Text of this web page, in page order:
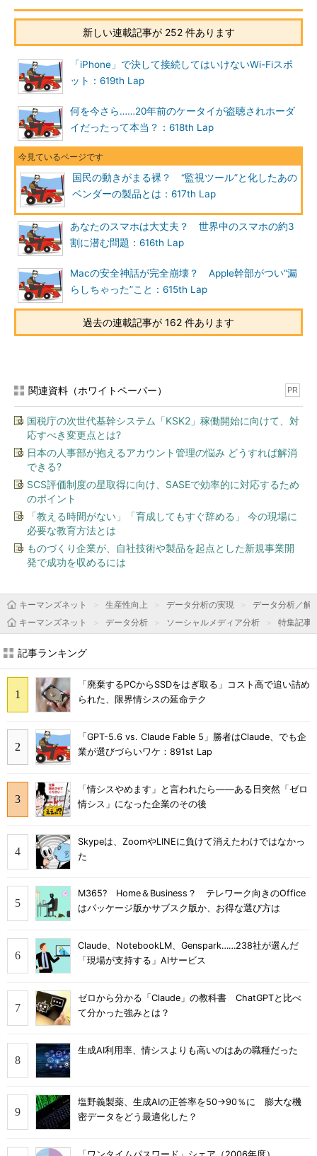
新しい連載記事が 252 件あります
「iPhone」で決して接続してはいけないWi-Fiスポ
ット：619th Lap
何を今さら……20年前のケータイが盗聴されホーダ
イだったって本当？：618th Lap
国民の動きがまる裸？ “監視ツール”と化したあの
ベンダーの製品とは：617th Lap
あなたのスマホは大丈夫？ 世界中のスマホの約3
割に潜む問題：616th Lap
Macの安全神話が完全崩壊？ Apple幹部がつい“漏
らしちゃった”こと：615th Lap
過去の連載記事が 162 件あります
関連資料（ホワイトペーパー） PR
国税庁の次世代基幹システム「KSK2」稼働開始に向けて、対
応すべき変更点とは?
日本の人事部が抱えるアカウント管理の悩み どうすれば解消
できる?
SCS評価制度の星取得に向け、SASEで効率的に対応するため
のポイント
「教える時間がない」「育成してもすぐ辞める」 今の現場に
必要な教育方法とは
ものづくり企業が、自社技術や製品を起点とした新規事業開
発で成功を収めるには
キーマンズネット 生産性向上 データ分析の実現
データ分析／解
キーマンズネット
データ分析 ソーシャルメディア分析 特集記事
記事ランキング
「廃棄するPCからSSDをはぎ取る」コスト高で追い詰め
られた、限界情シスの延命テク
「GPT-5.6 vs. Claude Fable 5」勝者はClaude、でも企
業が選びづらいワケ：891st Lap
「情シスやめます」と言われたら――ある日突然「ゼロ
情シス」になった企業のその後
Skypeは、ZoomやLINEに負けて消えたわけではなかっ
た
M365? Home＆Business？ テレワーク向きのOffice
はパッケージ版かサブスク版か、お得な選び方は
Claude、NotebookLM、Genspark……238社が選んだ
「現場が支持する」AIサービス
ゼロから分かる「Claude」の教科書 ChatGPTと比べ
て分かった強みとは？
生成AI利用率、情シスよりも高いのはあの職種だった
塩野義製薬、生成AIの正答率を50→90％に 膨大な機
密データをどう最適化した？